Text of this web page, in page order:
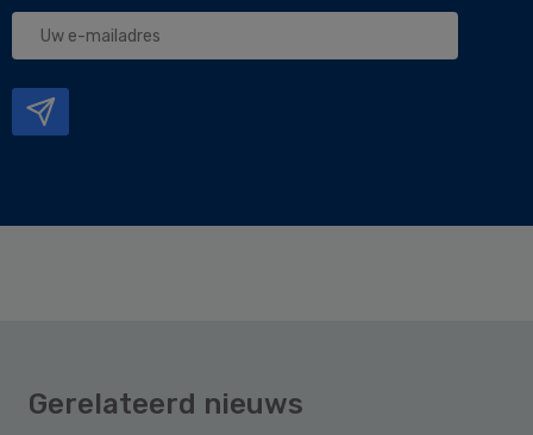
Uw
Gerelateerd nieuws